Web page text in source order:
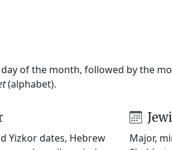
of the month, followed by the
(alphabet).
Yizkor dates, Hebrew
Major,